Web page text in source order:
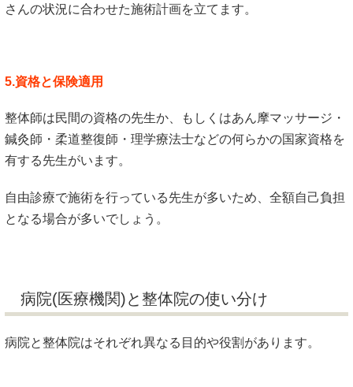
さんの状況に合わせた施術計画を立てます。
5.資格と保険適用
整体師は民間の資格の先生か、もしくはあん摩マッサージ・
鍼灸師・柔道整復師・理学療法士などの何らかの国家資格を
有する先生がいます。
自由診療で施術を行っている先生が多いため、全額自己負担
となる場合が多いでしょう。
病院(医療機関)と整体院の使い分け
病院と整体院はそれぞれ異なる目的や役割があります。